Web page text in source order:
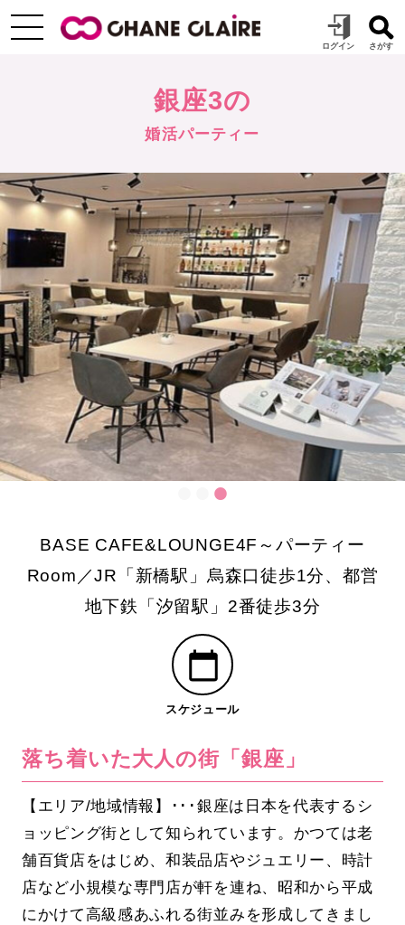
銀座3の
婚活パーティー
BASE CAFE&LOUNGE4F～パーティー
Room／JR「新橋駅」烏森口徒歩1分、都営
地下鉄「汐留駅」2番徒歩3分
スケジュール
落ち着いた大人の街「銀座」
【エリア/地域情報】･･･銀座は日本を代表するシ
ョッピング街として知られています。かつては老
舗百貨店をはじめ、和装品店やジュエリー、時計
店など小規模な専門店が軒を連ね、昭和から平成
にかけて高級感あふれる街並みを形成してきまし